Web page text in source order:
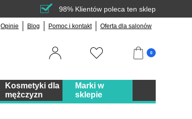
98% Klientów poleca ten sklep
Opinie Blog Pomoc i kontakt Oferta dla salonów
0
Kosmetyki dla
mężczyzn
Marki w
sklepie